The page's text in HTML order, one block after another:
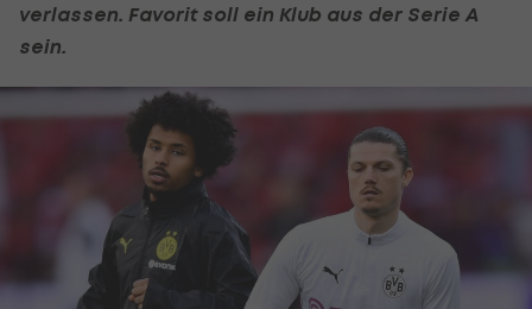
verlassen. Favorit soll ein Klub aus der Serie A
sein.